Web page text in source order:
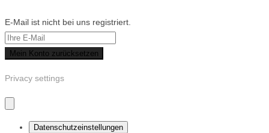
E-Mail ist nicht bei uns registriert.
Mein Konto zurücksetzen
Privacy settings
Datenschutzeinstellungen